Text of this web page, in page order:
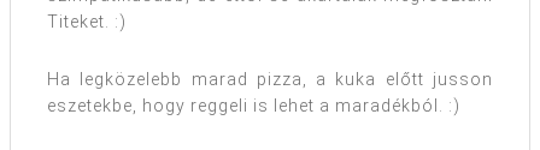
Titeket. :)
Ha legközelebb marad pizza, a kuka előtt jusson
eszetekbe, hogy reggeli is lehet a maradékból. :)